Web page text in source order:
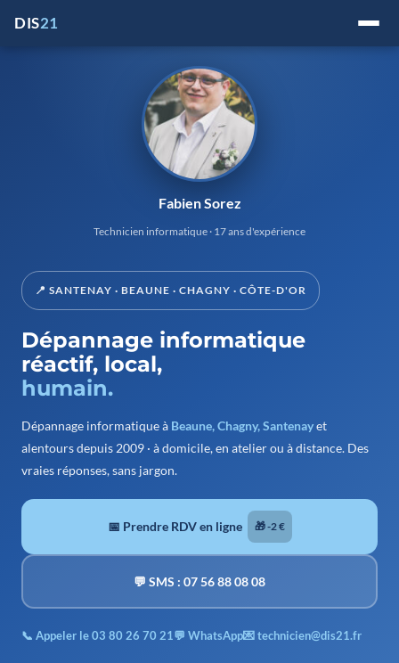
DIS21
📍 SANTENAY · BEAUNE · CHAGNY · CÔTE-D'OR
Dépannage informatique
réactif, local,
humain.
Dépannage informatique à Beaune, Chagny, Santenayet
alentours depuis 2009 · à domicile, en atelier ou à distance. Des
vraies réponses, sans jargon.
📅 Prendre RDV en ligne 🎁 -2 €
💬 SMS : 07 56 88 08 08
📞 Appeler le 03 80 26 70 21💬 WhatsApp💌 technicien@dis21.fr
Fabien Sorez
Technicien informatique · 17 ans d'expérience